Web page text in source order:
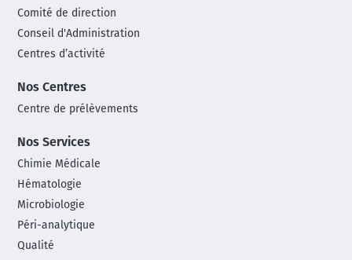
Comité de direction
Conseil d'Administration
Centres d’activité
Nos Centres
Centre de prélèvements
Nos Services
Chimie Médicale
Hématologie
Microbiologie
Péri-analytique
Qualité